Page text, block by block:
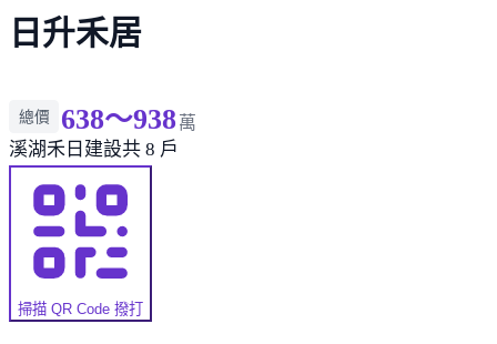
日升禾居
總價 638～938 萬
溪湖禾日建設共 8 戶
掃描 QR Code 撥打